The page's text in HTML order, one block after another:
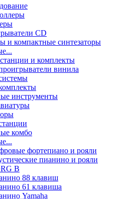
CD
и компактные синтезаторы
и комплекты
винила
инструменты
комбо
фортепиано и рояли
пианино и рояли
B
88 клавиш
61 клавиша
Yamaha